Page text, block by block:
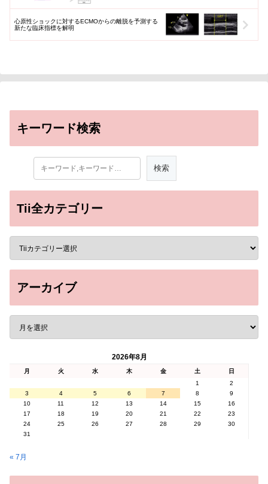
心原性ショックに対するECMOからの離脱を予測する
新たな臨床指標を解明
キーワード検索
Tii全カテゴリー
アーカイブ
2026年8月
月 火 水 木 金 土
日
1
2
3
4 5 6 7 8
9
10
11 12 13 14 15
16
17
18 19 20 21 22
23
24
25 26 27 28 29
30
31
« 7月